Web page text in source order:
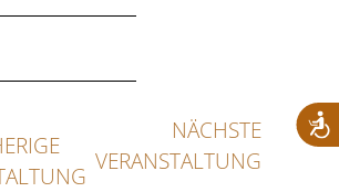
NÄCHSTE
VERANSTALTUNG